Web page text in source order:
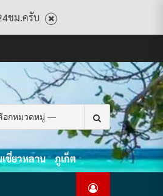
ชม.ครับ
USACCOUNT
POLICY
AND
CONDITIONS
แพ็คเกจ
ทัวร์
ทั้งหมด
ต้อนรับ
สู่
ไทย
ท็อป
กับ
เรา
ทัวร์
ทั้งหมด
Search
for:
เชี่ยวหลาน ภูเก็ต